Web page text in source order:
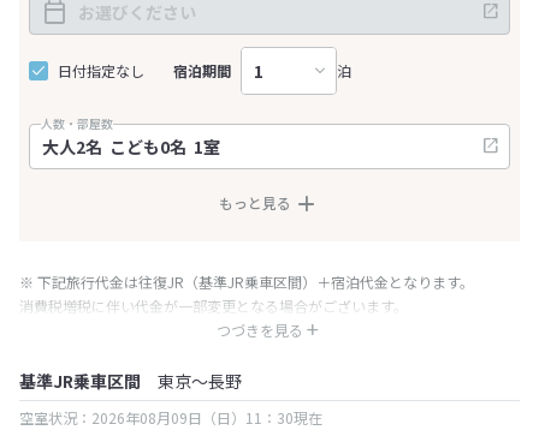
日付指定なし 宿泊期間 泊
人数・部屋数
もっと見る
つづきを見る
※ 下記旅行代金は往復JR（基準JR乗車区間）＋宿泊代金となります。
消費税増税に伴い代金が一部変更となる場合がございます。
※ 表示されている旅行代金・プラン内容は一定時間ごとに更新されます。最
基準JR乗車区間 東京～長野
空室状況：2026年08月09日（日）11：30現在